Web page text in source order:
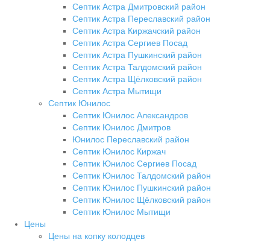
Септик Астра Дмитровский район
Септик Астра Переславский район
Септик Астра Киржачский район
Септик Астра Сергиев Посад
Септик Астра Пушкинский район
Септик Астра Талдомский район
Септик Астра Щёлковский район
Септик Астра Мытищи
Септик Юнилос
Септик Юнилос Александров
Септик Юнилос Дмитров
Юнилос Переславский район
Септик Юнилос Киржач
Септик Юнилос Сергиев Посад
Септик Юнилос Талдомский район
Септик Юнилос Пушкинский район
Септик Юнилос Щёлковский район
Септик Юнилос Мытищи
Цены
Цены на копку колодцев